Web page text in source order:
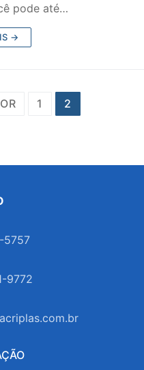
pode até…
→
1 2
5757
9772